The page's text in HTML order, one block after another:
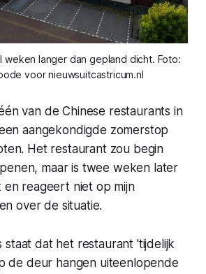
weken langer dan gepland dicht. Foto:
voor nieuwsuitcastricum.nl
van de Chinese restaurants in
aangekondigde zomerstop
Het restaurant zou begin
maar is twee weken later
en reageert niet op mijn
over de situatie.
staat dat het restaurant 'tijdelijk
de deur hangen uiteenlopende